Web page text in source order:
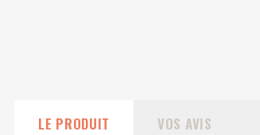
LE PRODUIT VOS AVIS